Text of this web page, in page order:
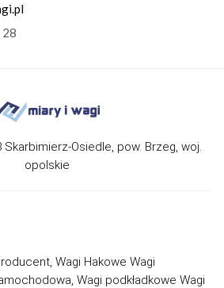
28
Skarbimierz-Osiedle, pow. Brzeg, woj.
opolskie
Wagi Hakowe Wagi
Wagi podkładkowe Wagi